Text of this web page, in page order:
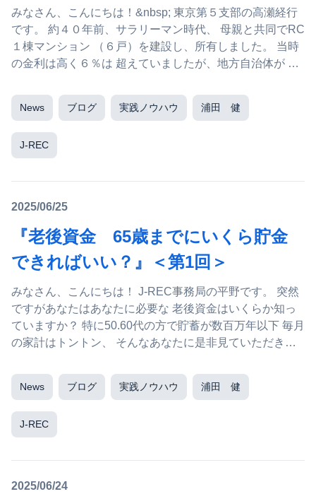
みなさん、こんにちは！&nbsp; 東京第５支部の高瀬経行
です。 約４０年前、サラリーマン時代、 母親と共同でRC
１棟マンション （６戸）を建設し、所有しました。 当時
の金利は高く６％は 超えていましたが、地方自治体が 優
News ブログ 実践ノウハウ 浦田 健
J-REC
2025/06/25
『老後資金 65歳までにいくら貯金
できればいい？』＜第1回＞
みなさん、こんにちは！ J-REC事務局の平野です。 突然
ですがあなたはあなたに必要な 老後資金はいくらか知っ
ていますか？ 特に50.60代の方で貯蓄が数百万年以下 毎月
の家計はトントン、 そんなあなたに是非見ていただきた
News ブログ 実践ノウハウ 浦田 健
J-REC
2025/06/24